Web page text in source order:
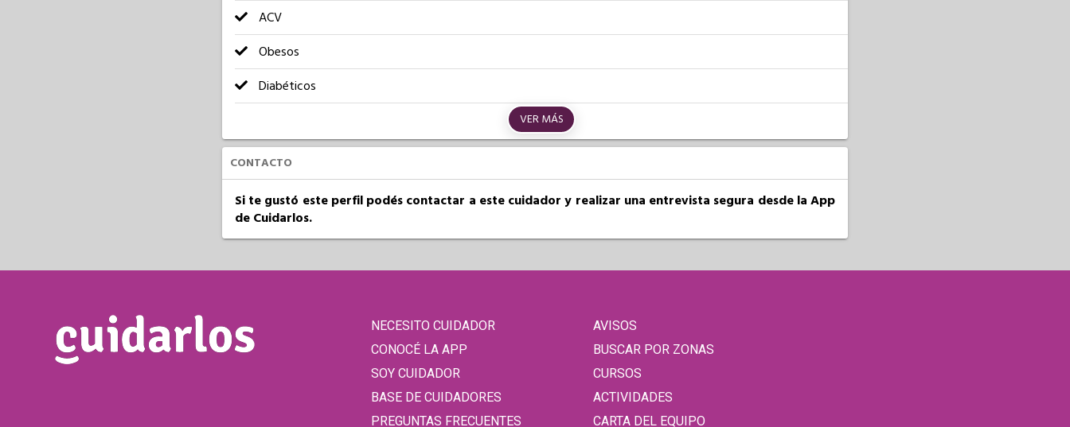
ACV
Obesos
Diabéticos
VER MÁS
CONTACTO
Si te gustó este perfil podés contactar a este cuidador y realizar una entrevista segura desde la App
de Cuidarlos.
NECESITO CUIDADOR
CONOCÉ LA APP
SOY CUIDADOR
BASE DE CUIDADORES
PREGUNTAS FRECUENTES
AVISOS
BUSCAR POR ZONAS
CURSOS
ACTIVIDADES
CARTA DEL EQUIPO